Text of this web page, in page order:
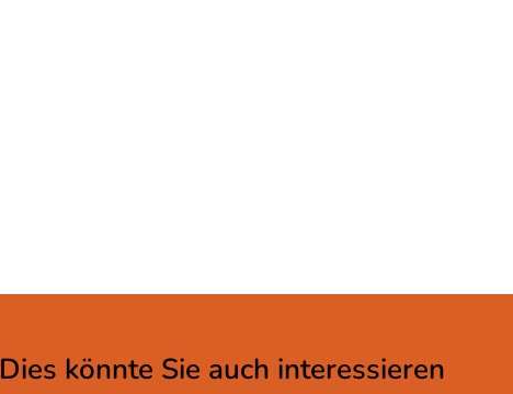
Dies könnte Sie auch interessieren